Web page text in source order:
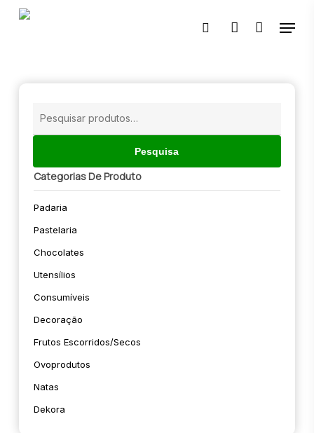
Skip
🔍
pesquisaraccount
Menu
Pesquisa
Categorias De Produto
Padaria
Pastelaria
Chocolates
Utensílios
Consumíveis
Decoração
Frutos Escorridos/secos
Ovoprodutos
Natas
Dekora